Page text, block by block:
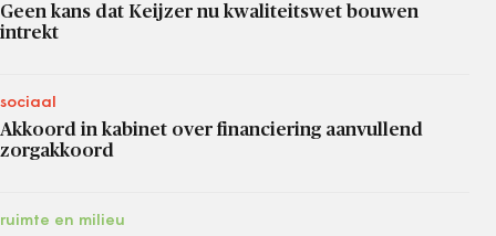
Geen kans dat Keijzer nu kwaliteitswet bouwen
intrekt
sociaal
Akkoord in kabinet over financiering aanvullend
zorgakkoord
ruimte en milieu